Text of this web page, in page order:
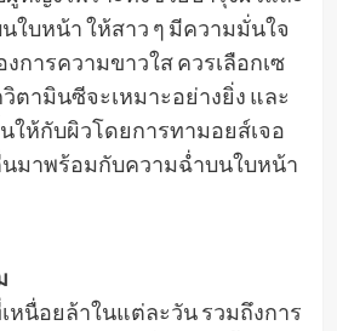
ใบหน้า ให้สาว ๆ มีความมั่นใจ
การความขาวใส ควรเลือกเซ
ตามินซีจะเหมาะอย่างยิ่ง และ
ให้กับผิวโดยการทามอยส์เจอ
นมาพร้อมกับความฉ่ำบนใบหน้า
หนื่อยล้าในแต่ละวัน รวมถึงการ